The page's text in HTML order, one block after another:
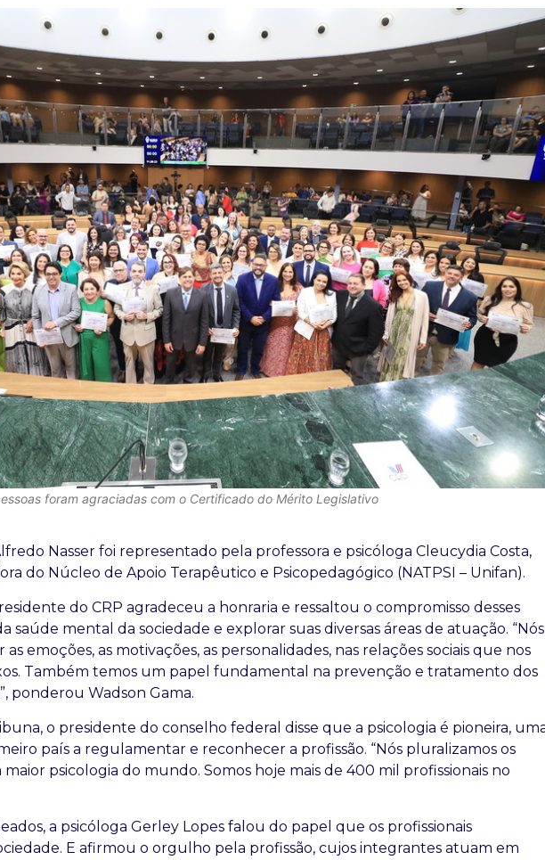
foram agraciadas com o Certificado do Mérito Legislativo
Nasser foi representado pela professora e psicóloga Cleucydia Costa,
do Núcleo de Apoio Terapêutico e Psicopedagógico (NATPSI – Unifan).
do CRP agradeceu a honraria e ressaltou o compromisso desses
saúde mental da sociedade e explorar suas diversas áreas de atuação. “Nós
emoções, as motivações, as personalidades, nas relações sociais que nos
Também temos um papel fundamental na prevenção e tratamento dos
ponderou Wadson Gama.
o presidente do conselho federal disse que a psicologia é pioneira,
país a regulamentar e reconhecer a profissão. “Nós pluralizamos os
maior psicologia do mundo. Somos hoje mais de 400 mil profissionais no
a psicóloga Gerley Lopes falou do papel que os profissionais
E afirmou o orgulho pela profissão, cujos integrantes atuam em